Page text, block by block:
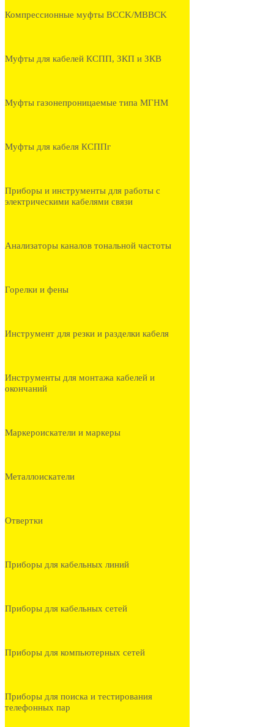
Компрессионные муфты BCCK/MBBCK
Муфты для кабелей КСПП, ЗКП и ЗКВ
Муфты газонепроницаемые типа МГНМ
Муфты для кабеля КСППг
Приборы и инструменты для работы с
электрическими кабелями связи
Анализаторы каналов тональной частоты
Горелки и фены
Инструмент для резки и разделки кабеля
Инструменты для монтажа кабелей и
окончаний
Маркероискатели и маркеры
Металлоискатели
Отвертки
Приборы для кабельных линий
Приборы для кабельных сетей
Приборы для компьютерных сетей
Приборы для поиска и тестирования
телефонных пар